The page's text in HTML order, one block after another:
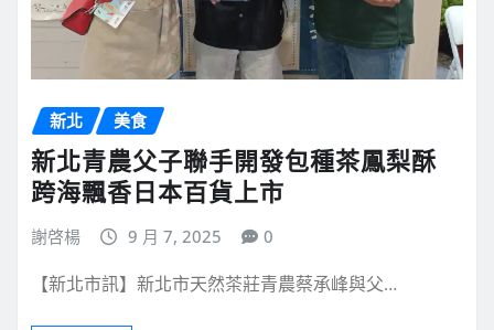
新北 美食
新北青農父子聯手開發包種茶鳳梨酥
跨海飄香日本百貨上市
謝啓楊 9 月 7, 2025 0
【新北市訊】新北市天然茶莊青農蔡承峰與父…